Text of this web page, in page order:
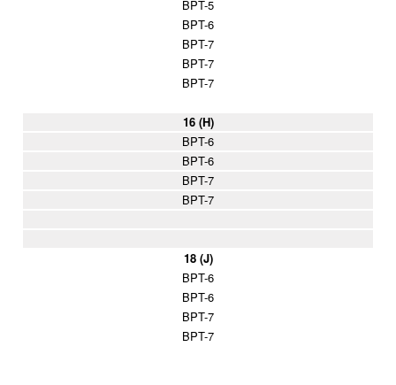
BPT-5
BPT-6
BPT-7
BPT-7
BPT-7
16 (H)
BPT-6
BPT-6
BPT-7
BPT-7
18 (J)
BPT-6
BPT-6
BPT-7
BPT-7